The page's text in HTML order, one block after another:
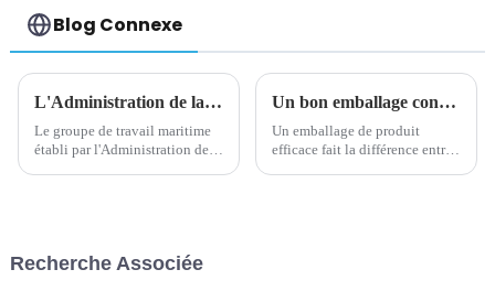
Blog Connexe
L'Administration de la sécurité maritime met en place un groupe de travail maritime à Yiwu, un port sec
Le groupe de travail maritime
établi par l'Administration de la
guichet unique » sur site...
Un bon emballage contribue à l'image de marque
Un emballage de produit
efficace fait la différence entre
Recherche Associée